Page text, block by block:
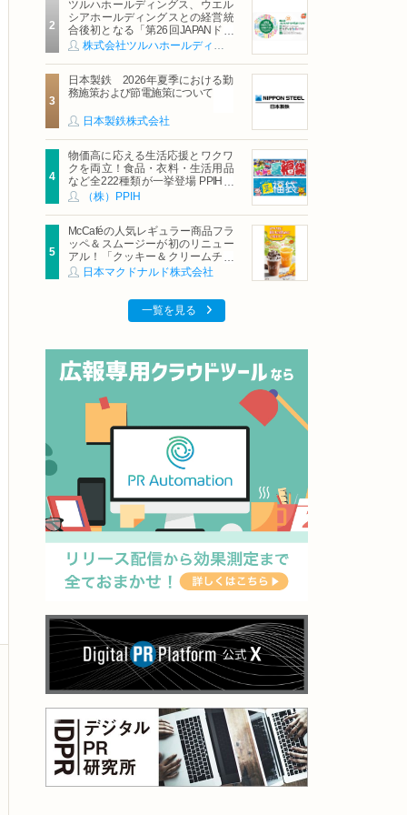
ツルハホールディングス、ウエル
シアホールディングスとの経営統
合後初となる「第26回JAPANドラ
ッグストアショー」に出展
株式会社ツルハホールディングス
日本製鉄 2026年夏季における勤
務施策および節電施策について
日本製鉄株式会社
物価高に応える生活応援とワクワ
クを両立！食品・衣料・生活用品
など全222種類が一挙登場 PPIHグ
ループ「夏福袋」＆セール 8月6日
（株）PPIH
McCaféの人気レギュラー商品フラ
ッペ＆スムージーが初のリニュー
アル！「クッキー＆クリームチョ
コフラッペ」「マンゴースムージ
日本マクドナルド株式会社
一覧を見る